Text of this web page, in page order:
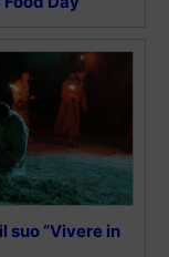
suo “Vivere in